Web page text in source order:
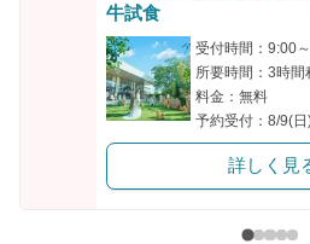
牛試食
所要時間：3時間
料金：無料
予約受付：8/9(
詳しく見